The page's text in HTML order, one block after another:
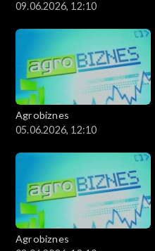
09.06.2026, 12:10
Agrobiznes
05.06.2026, 12:10
Agrobiznes